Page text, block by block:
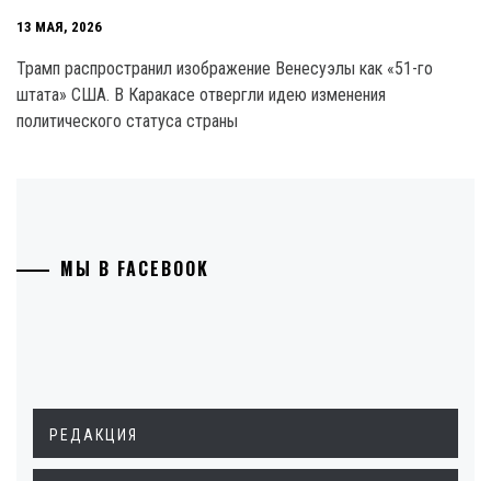
13 МАЯ, 2026
Трамп распространил изображение Венесуэлы как «51-го
штата» США. В Каракасе отвергли идею изменения
политического статуса страны
МЫ В FACEBOOK
РЕДАКЦИЯ